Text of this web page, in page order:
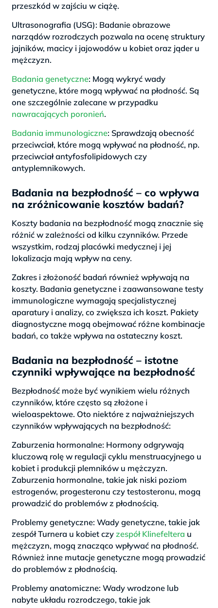
przeszkód w zajściu w ciążę.
Ultrasonografia (USG): Badanie obrazowe
narządów rozrodczych pozwala na ocenę struktury
jajników, macicy i jajowodów u kobiet oraz jąder u
mężczyzn.
Badania genetyczne: Mogą wykryć wady
genetyczne, które mogą wpływać na płodność. Są
one szczególnie zalecane w przypadku
nawracających poronień.
Badania immunologiczne: Sprawdzają obecność
przeciwciał, które mogą wpływać na płodność, np.
przeciwciał antyfosfolipidowych czy
antyplemnikowych.
Badania na bezpłodność – co wpływa
na zróżnicowanie kosztów badań?
Koszty badania na bezpłodność mogą znacznie się
różnić w zależności od kilku czynników. Przede
wszystkim, rodzaj placówki medycznej i jej
lokalizacja mają wpływ na ceny.
Zakres i złożoność badań również wpływają na
koszty. Badania genetyczne i zaawansowane testy
immunologiczne wymagają specjalistycznej
aparatury i analizy, co zwiększa ich koszt. Pakiety
diagnostyczne mogą obejmować różne kombinacje
badań, co także wpływa na ostateczny koszt.
Badania na bezpłodność – istotne
czynniki wpływające na bezpłodność
Bezpłodność może być wynikiem wielu różnych
czynników, które często są złożone i
wieloaspektowe. Oto niektóre z najważniejszych
czynników wpływających na bezpłodność:
Zaburzenia hormonalne: Hormony odgrywają
kluczową rolę w regulacji cyklu menstruacyjnego u
kobiet i produkcji plemników u mężczyzn.
Zaburzenia hormonalne, takie jak niski poziom
estrogenów, progesteronu czy testosteronu, mogą
prowadzić do problemów z płodnością.
Problemy genetyczne: Wady genetyczne, takie jak
zespół Turnera u kobiet czyzespół Klinefeltera u
mężczyzn, mogą znacząco wpływać na płodność.
Również inne mutacje genetyczne mogą prowadzić
do problemów z płodnością.
Problemy anatomiczne: Wady wrodzone lub
nabyte układu rozrodczego, takie jak